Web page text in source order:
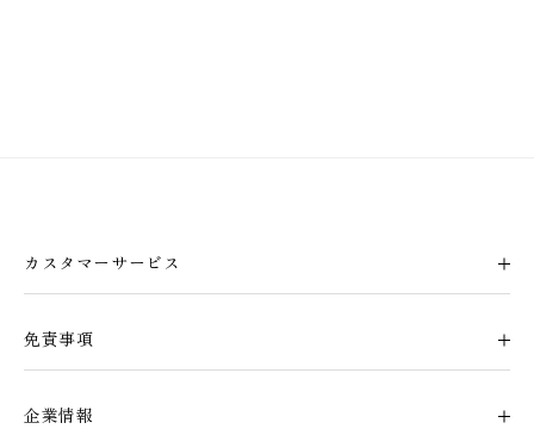
カスタマーサービス
免責事項
企業情報